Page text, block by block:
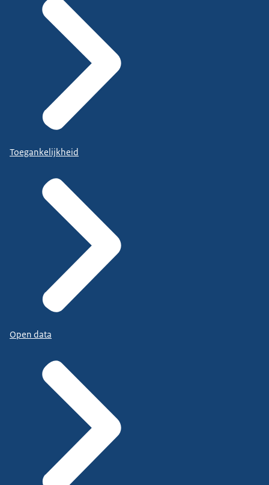
Toegankelijkheid
Open data